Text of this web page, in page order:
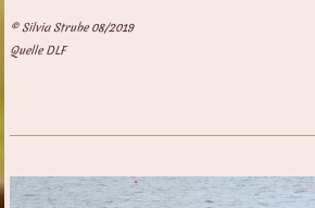
© Silvia Strube 08/2019
Quelle DLF